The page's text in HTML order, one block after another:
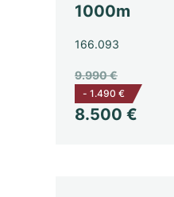
1000m
166.093
8.500 €
9.990 €
- 1.490 €